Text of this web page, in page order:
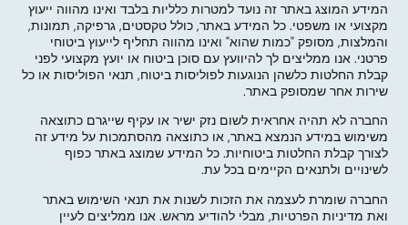
המידע המוצג באתר זה נועד למטרות כלליות בלבד ואינו מהווה ייעוץ
מקצועי או משפטי. כל המידע באתר, כולל טקסטים, גרפיקה, תמונות,
והמלצות, מסופק "כמות שהוא" ואינו מהווה תחליף לייעוץ ביטוחי
פרטני. אנו ממליצים לך להיוועץ עם סוכן ביטוח או יועץ מקצועי לפני
קבלת החלטות כלשהן הנוגעות לפוליסות ביטוח, תנאי הפוליסות או כל
שירות אחר שמסופק באתר.
החברה לא תהיה אחראית לשום נזק ישיר או עקיף שייגרם כתוצאה
משימוש במידע הנמצא באתר, או כתוצאה מהסתמכות על מידע זה
לצורך קבלת החלטות ביטוחיות. כל המידע שמוצג באתר כפוף
לשינויים ולתנאים הקיימים בכל עת.
החברה שומרת לעצמה את הזכות לשנות את תנאי השימוש באתר
ואת מדיניות הפרטיות, מבלי להודיע מראש. אנו ממליצים לעיין